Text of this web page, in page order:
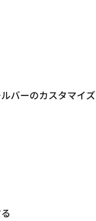
バーのカスタマイズ